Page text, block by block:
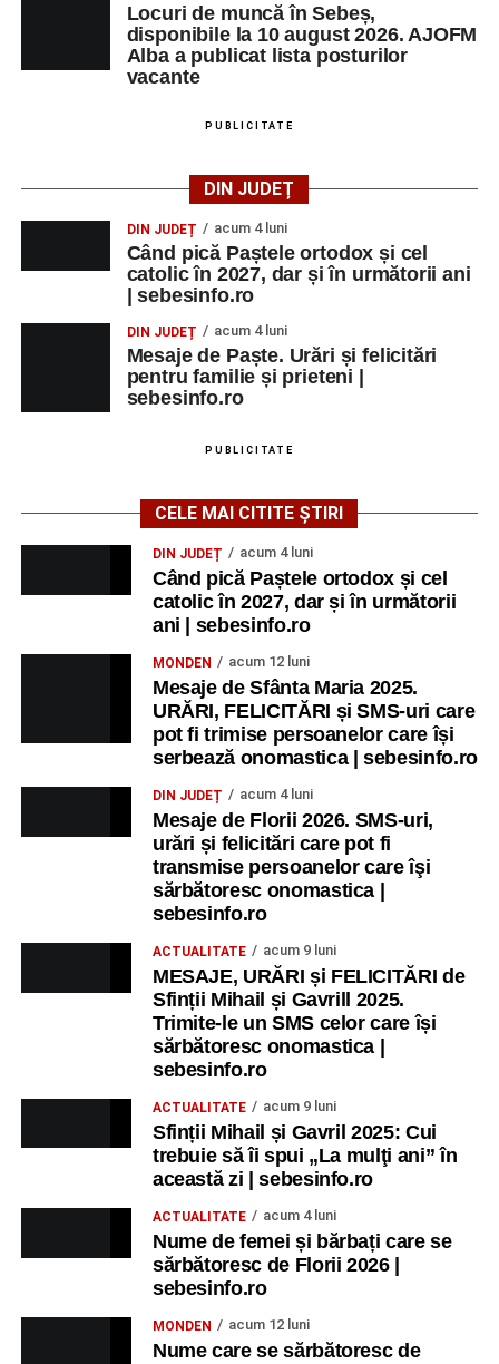
Locuri de muncă în Sebeș,
disponibile la 10 august 2026. AJOFM
Alba a publicat lista posturilor
vacante
PUBLICITATE
DIN JUDEȚ
DIN JUDEȚ acum 4 luni
Când pică Paștele ortodox și cel
catolic în 2027, dar și în următorii ani
| sebesinfo.ro
DIN JUDEȚ acum 4 luni
Mesaje de Paște. Urări și felicitări
pentru familie și prieteni |
sebesinfo.ro
PUBLICITATE
CELE MAI CITITE ȘTIRI
DIN JUDEȚ acum 4 luni
Când pică Paștele ortodox și cel
catolic în 2027, dar și în următorii
ani | sebesinfo.ro
MONDEN acum 12 luni
Mesaje de Sfânta Maria 2025.
URĂRI, FELICITĂRI și SMS-uri care
pot fi trimise persoanelor care își
serbează onomastica | sebesinfo.ro
DIN JUDEȚ acum 4 luni
Mesaje de Florii 2026. SMS-uri,
urări și felicitări care pot fi
transmise persoanelor care îşi
sărbătoresc onomastica |
sebesinfo.ro
ACTUALITATE acum 9 luni
MESAJE, URĂRI și FELICITĂRI de
Sfinții Mihail și Gavrill 2025.
Trimite-le un SMS celor care își
sărbătoresc onomastica |
sebesinfo.ro
ACTUALITATE acum 9 luni
Sfinții Mihail și Gavril 2025: Cui
trebuie să îi spui „La mulţi ani” în
această zi | sebesinfo.ro
ACTUALITATE acum 4 luni
Nume de femei și bărbați care se
sărbătoresc de Florii 2026 |
sebesinfo.ro
MONDEN acum 12 luni
Nume care se sărbătoresc de